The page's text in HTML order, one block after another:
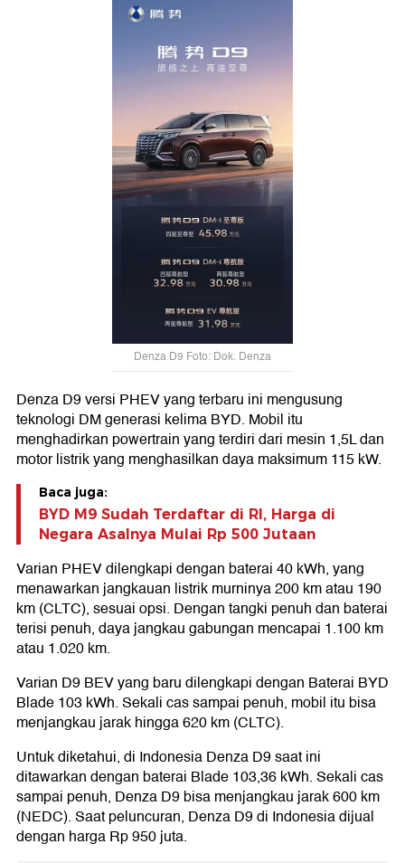
Denza D9 Foto: Dok. Denza
Denza D9 versi PHEV yang terbaru ini mengusung
teknologi DM generasi kelima BYD. Mobil itu
menghadirkan powertrain yang terdiri dari mesin 1,5L dan
motor listrik yang menghasilkan daya maksimum 115 kW.
Baca juga:
BYD M9 Sudah Terdaftar di RI, Harga di
Negara Asalnya Mulai Rp 500 Jutaan
Varian PHEV dilengkapi dengan baterai 40 kWh, yang
menawarkan jangkauan listrik murninya 200 km atau 190
km (CLTC), sesuai opsi. Dengan tangki penuh dan baterai
terisi penuh, daya jangkau gabungan mencapai 1.100 km
atau 1.020 km.
Varian D9 BEV yang baru dilengkapi dengan Baterai BYD
Blade 103 kWh. Sekali cas sampai penuh, mobil itu bisa
menjangkau jarak hingga 620 km (CLTC).
Untuk diketahui, di Indonesia Denza D9 saat ini
ditawarkan dengan baterai Blade 103,36 kWh. Sekali cas
sampai penuh, Denza D9 bisa menjangkau jarak 600 km
(NEDC). Saat peluncuran, Denza D9 di Indonesia dijual
dengan harga Rp 950 juta.